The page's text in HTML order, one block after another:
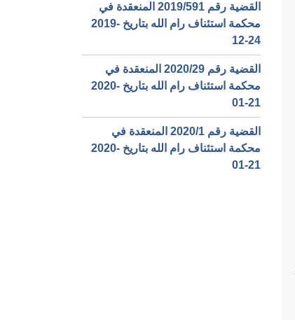
القضية رقم ‎591‏/‎2019‏ المنعقدة في
محكمة استئناف رام الله بتاريخ ‎2019-
12-24‏
القضية رقم ‎29‏/‎2020‏ المنعقدة في
محكمة استئناف رام الله بتاريخ ‎2020-
01-21‏
القضية رقم ‎1‏/‎2020‏ المنعقدة في
محكمة استئناف رام الله بتاريخ ‎2020-
01-21‏